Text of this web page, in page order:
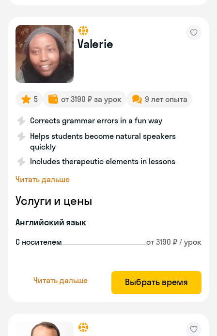
Valerie
5 от 3190 ₽ за урок 9 лет опыта
Corrects grammar errors in a fun way
Helps students become natural speakers
quickly
Includes therapeutic elements in lessons
Читать дальше
Услуги и цены
Английский язык
С носителем от 3190 ₽ / урок
Читать дальше Выбрать время